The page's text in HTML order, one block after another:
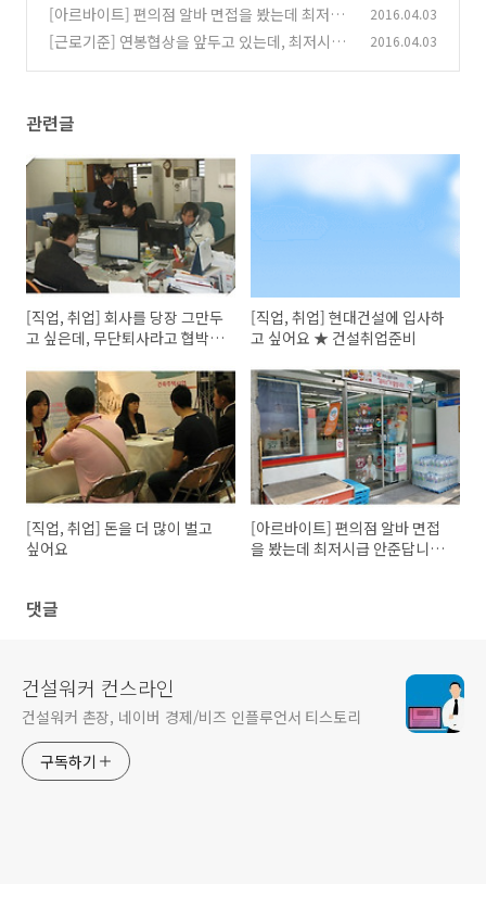
[아르바이트] 편의점 알바 면접을 봤는데 최저시
급 안준답니다. 신고 가능한가요? (0)
2016.04.03
[근로기준] 연봉협상을 앞두고 있는데, 최저시급
2016.04.03
관련글
[직업, 취업] 회사를 당장 그만두
고 싶은데, 무단퇴사라고 협박할
[직업, 취업] 현대건설에 입사하
고 싶어요 ★ 건설취업준비
[직업, 취업] 돈을 더 많이 벌고
싶어요
[아르바이트] 편의점 알바 면접
을 봤는데 최저시급 안준답니다.
댓글
건설워커 컨스라인
건설워커 촌장, 네이버 경제/비즈 인플루언서 티스토리
구독하기